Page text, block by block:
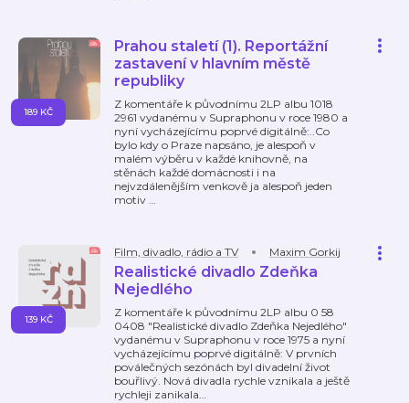
Prahou staletí (1). Reportážní
zastavení v hlavním městě
republiky
Z komentáře k původnímu 2LP albu 1018
2961 vydanému v Supraphonu v roce 1980 a
nyní vycházejícímu poprvé digitálně:..Co
bylo kdy o Praze napsáno, je alespoň v
malém výběru v každé knihovně, na
stěnách každé domácnosti i na
nejvzdálenějším venkově ja alespoň jeden
motiv …
189 KČ
Film, divadlo, rádio a TV Maxim Gorkij
Realistické divadlo Zdeňka
Nejedlého
Z komentáře k původnímu 2LP albu 0 58
0408 "Realistické divadlo Zdeňka Nejedlého"
vydanému v Supraphonu v roce 1975 a nyní
vycházejícímu poprvé digitálně: V prvních
poválečných sezónách byl divadelní život
bouřlivý. Nová divadla rychle vznikala a ještě
rychleji zanikala…
139 KČ